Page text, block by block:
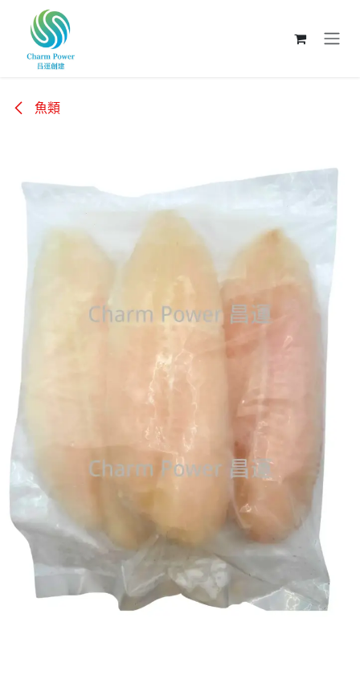
跳至內容
魚類